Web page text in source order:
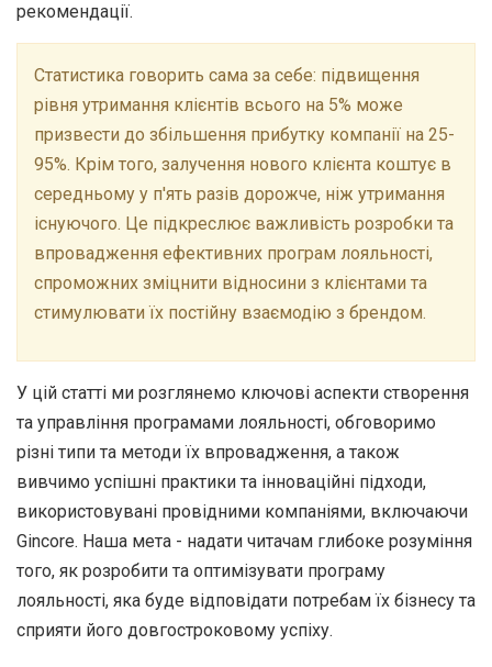
рекомендації.
Статистика говорить сама за себе: підвищення
рівня утримання клієнтів всього на 5% може
призвести до збільшення прибутку компанії на 25-
95%. Крім того, залучення нового клієнта коштує в
середньому у п'ять разів дорожче, ніж утримання
існуючого. Це підкреслює важливість розробки та
впровадження ефективних програм лояльності,
спроможних зміцнити відносини з клієнтами та
стимулювати їх постійну взаємодію з брендом.
У цій статті ми розглянемо ключові аспекти створення
та управління програмами лояльності, обговоримо
різні типи та методи їх впровадження, а також
вивчимо успішні практики та інноваційні підходи,
використовувані провідними компаніями, включаючи
Gincore. Наша мета - надати читачам глибоке розуміння
того, як розробити та оптимізувати програму
лояльності, яка буде відповідати потребам їх бізнесу та
сприяти його довгостроковому успіху.